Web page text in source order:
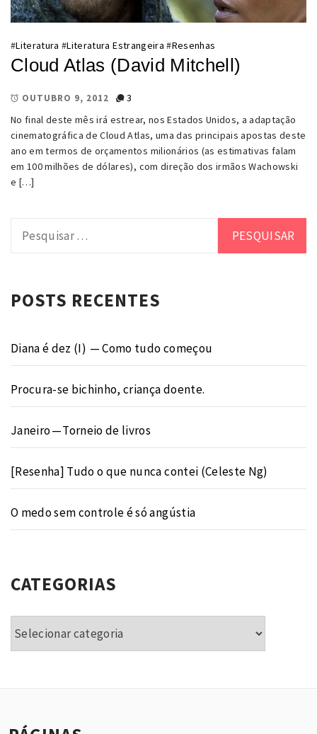
#Literatura #Literatura Estrangeira #Resenhas
Cloud Atlas (David Mitchell)
OUTUBRO 9, 2012
3
No final deste mês irá estrear, nos Estados Unidos, a adaptação
cinematográfica de Cloud Atlas, uma das principais apostas deste
ano em termos de orçamentos milionários (as estimativas falam
em 100 milhões de dólares), com direção dos irmãos Wachowski
e […]
POSTS RECENTES
Diana é dez (I) — Como tudo começou
Procura-se bichinho, criança doente.
Janeiro — Torneio de livros
[Resenha] Tudo o que nunca contei (Celeste Ng)
O medo sem controle é só angústia
CATEGORIAS